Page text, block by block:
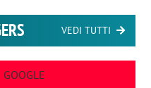
VEDI TUTTI
GOOGLE